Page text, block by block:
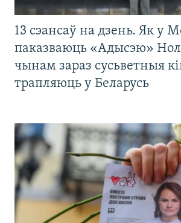
13 сэансаў на дзень. Як у
паказваюць «Адысэю»
чынам зараз сусьветныя
трапляюць у Беларусь